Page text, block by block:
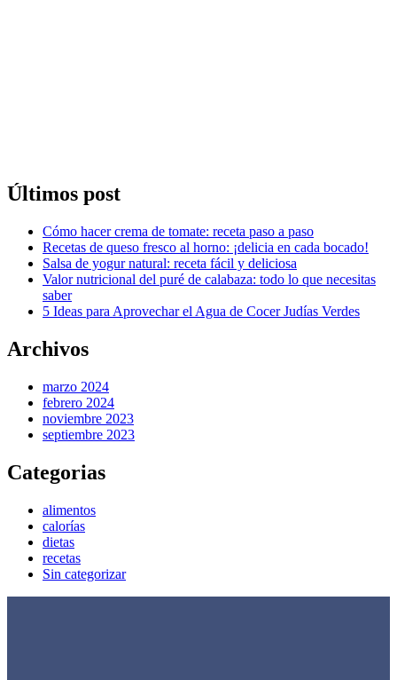
Últimos post
Cómo hacer crema de tomate: receta paso a paso
Recetas de queso fresco al horno: ¡delicia en cada bocado!
Salsa de yogur natural: receta fácil y deliciosa
Valor nutricional del puré de calabaza: todo lo que necesitas
saber
5 Ideas para Aprovechar el Agua de Cocer Judías Verdes
Archivos
marzo 2024
febrero 2024
noviembre 2023
septiembre 2023
Categorias
alimentos
calorías
dietas
recetas
Sin categorizar